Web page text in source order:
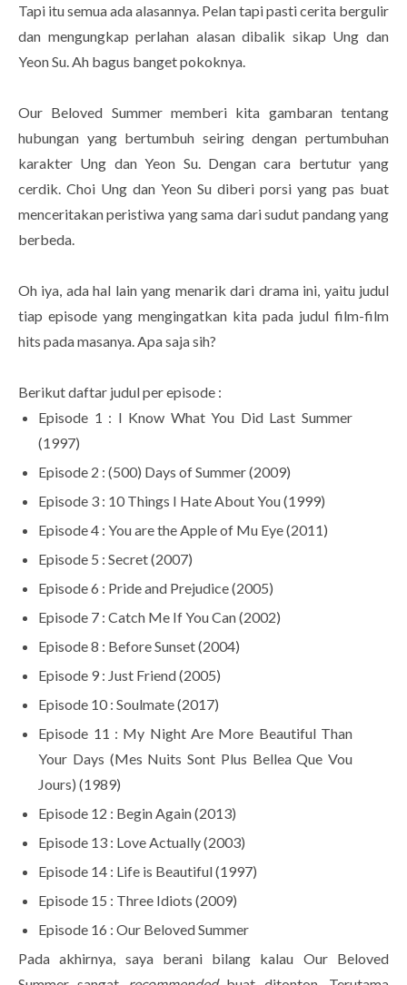
Tapi itu semua ada alasannya. Pelan tapi pasti cerita bergulir
dan mengungkap perlahan alasan dibalik sikap Ung dan
Yeon Su. Ah bagus banget pokoknya.
Our Beloved Summer memberi kita gambaran tentang
hubungan yang bertumbuh seiring dengan pertumbuhan
karakter Ung dan Yeon Su. Dengan cara bertutur yang
cerdik. Choi Ung dan Yeon Su diberi porsi yang pas buat
menceritakan peristiwa yang sama dari sudut pandang yang
berbeda.
Oh iya, ada hal lain yang menarik dari drama ini, yaitu judul
tiap episode yang mengingatkan kita pada judul film-film
hits pada masanya. Apa saja sih?
Berikut daftar judul per episode :
Episode 1 : I Know What You Did Last Summer
(1997)
Episode 2 : (500) Days of Summer (2009)
Episode 3 : 10 Things I Hate About You (1999)
Episode 4 : You are the Apple of Mu Eye (2011)
Episode 5 : Secret (2007)
Episode 6 : Pride and Prejudice (2005)
Episode 7 : Catch Me If You Can (2002)
Episode 8 : Before Sunset (2004)
Episode 9 : Just Friend (2005)
Episode 10 : Soulmate (2017)
Episode 11 : My Night Are More Beautiful Than
Your Days (Mes Nuits Sont Plus Bellea Que Vou
Jours) (1989)
Episode 12 : Begin Again (2013)
Episode 13 : Love Actually (2003)
Episode 14 : Life is Beautiful (1997)
Episode 15 : Three Idiots (2009)
Episode 16 : Our Beloved Summer
Pada akhirnya, saya berani bilang kalau Our Beloved